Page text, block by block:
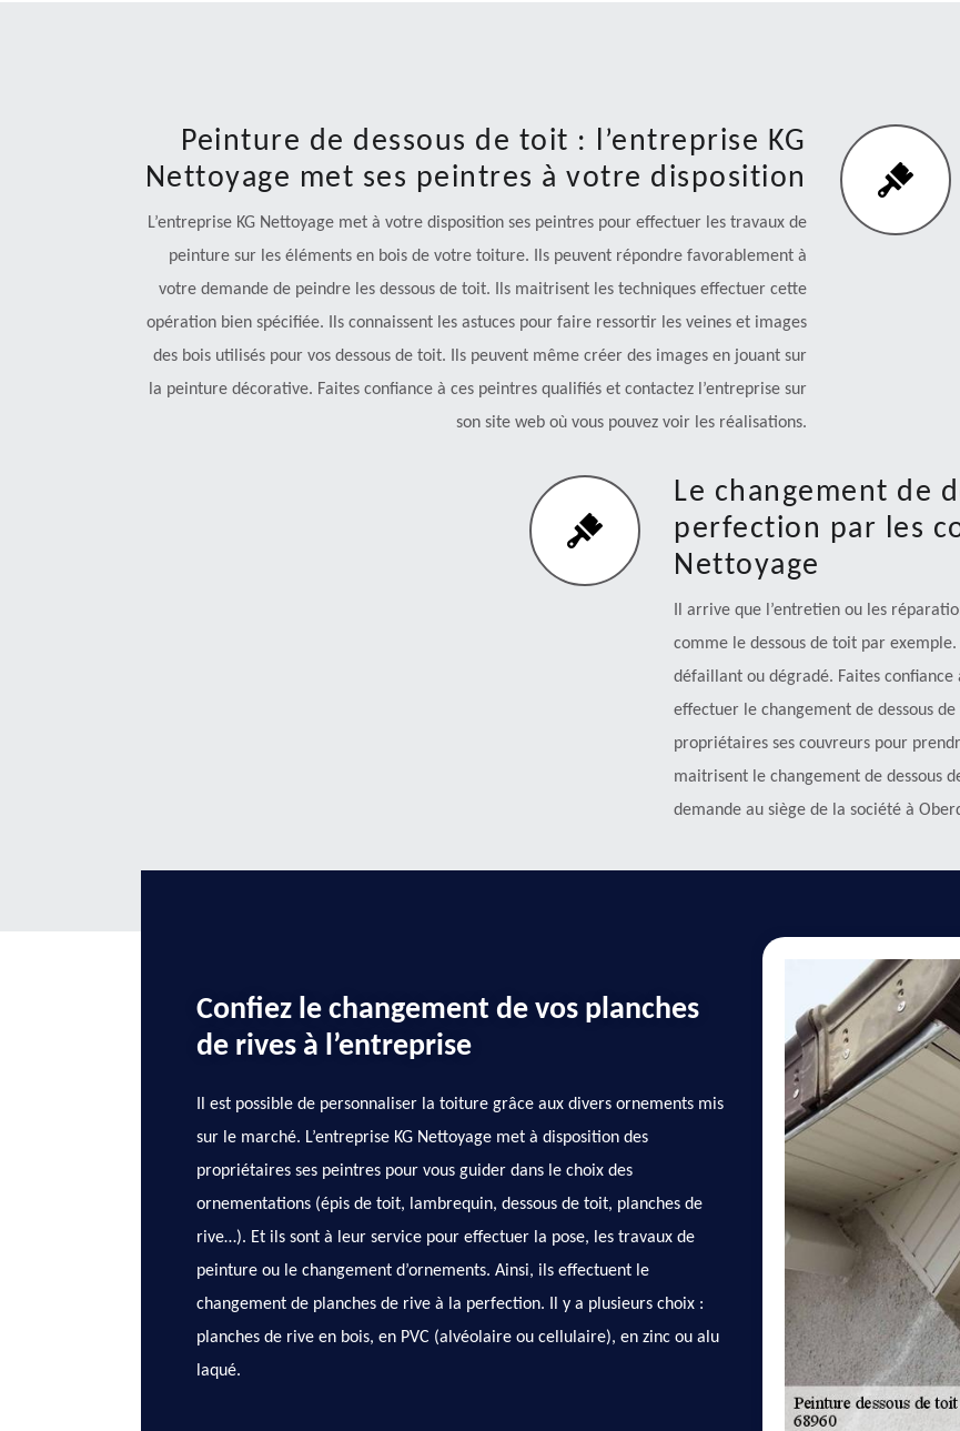
Peinture de dessous de toit : l’entreprise KG
Nettoyage met ses peintres à votre disposition
L’entreprise KG Nettoyage met à votre disposition ses peintres pour effectuer les travaux de
peinture sur les éléments en bois de votre toiture. Ils peuvent répondre favorablement à
votre demande de peindre les dessous de toit. Ils maitrisent les techniques effectuer cette
opération bien spécifiée. Ils connaissent les astuces pour faire ressortir les veines et images
des bois utilisés pour vos dessous de toit. Ils peuvent même créer des images en jouant sur
la peinture décorative. Faites confiance à ces peintres qualifiés et contactez l’entreprise sur
son site web où vous pouvez voir les réalisations.
Le changement de
perfection par les
Nettoyage
Il arrive que l’entretien ou les
comme le dessous de toit par
défaillant ou dégradé. Faites
effectuer le changement de dessous
propriétaires ses couvreurs pour
maitrisent le changement de dessous
demande au siège de la société à
Confiez le changement de vos planches
de rives à l’entreprise
Il est possible de personnaliser la toiture grâce aux divers ornements mis
sur le marché. L’entreprise KG Nettoyage met à disposition des
propriétaires ses peintres pour vous guider dans le choix des
ornementations (épis de toit, lambrequin, dessous de toit, planches de
rive…). Et ils sont à leur service pour effectuer la pose, les travaux de
peinture ou le changement d’ornements. Ainsi, ils effectuent le
changement de planches de rive à la perfection. Il y a plusieurs choix :
planches de rive en bois, en PVC (alvéolaire ou cellulaire), en zinc ou alu
laqué.